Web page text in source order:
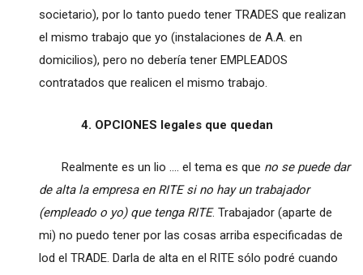
societario), por lo tanto puedo tener TRADES que realizan
el mismo trabajo que yo (instalaciones de A.A. en
domicilios), pero no debería tener EMPLEADOS
contratados que realicen el mismo trabajo.
4. OPCIONES legales que quedan
Realmente es un lio .... el tema es que no se puede dar
de alta la empresa en RITE si no hay un trabajador
(empleado o yo) que tenga RITE. Trabajador (aparte de
mi) no puedo tener por las cosas arriba especificadas de
lod el TRADE. Darla de alta en el RITE sólo podré cuando